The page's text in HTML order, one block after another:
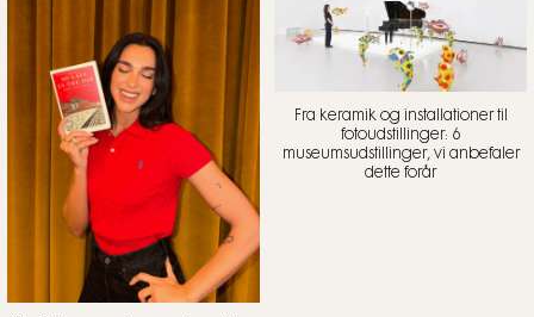
Fra keramik og installationer til
fotoudstillinger: 6
museumsudstillinger, vi anbefaler
dette forår